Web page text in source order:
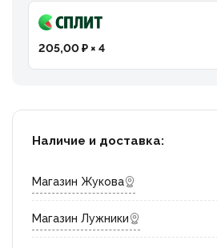
205,00 ₽ × 4
Наличие и доставка:
Магазин Жукова
Магазин Лужники